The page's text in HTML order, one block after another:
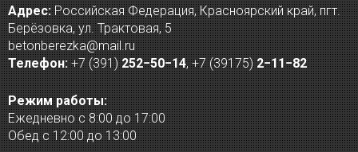
Адрес:Российская Федерация, Красноярский край, пгт.
Берёзовка, ул. Трактовая, 5
betonberezka@mail.ru
Телефон: +7 (391)252−50−14,+7 (39175)2−11−82
Режим работы:
Ежедневно с 8:00 до 17:00
Обед с 12:00 до 13:00